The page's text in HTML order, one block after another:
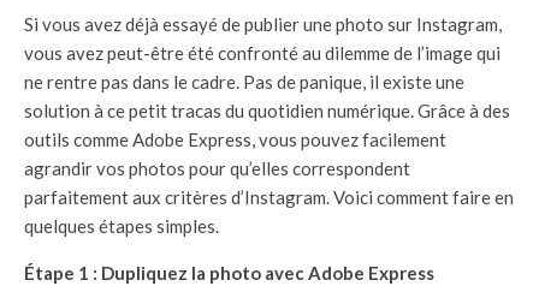
Si vous avez déjà essayé de publier une photo sur Instagram,
vous avez peut-être été confronté au dilemme de l’image qui
ne rentre pas dans le cadre. Pas de panique, il existe une
solution à ce petit tracas du quotidien numérique. Grâce à des
outils comme Adobe Express, vous pouvez facilement
agrandir vos photos pour qu’elles correspondent
parfaitement aux critères d’Instagram. Voici comment faire en
quelques étapes simples.
Étape 1 : Dupliquez la photo avec Adobe Express